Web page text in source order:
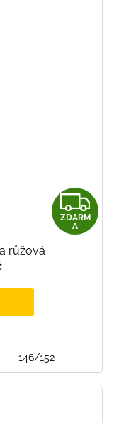
Z
D
ZDARM
A
růžová
146/152